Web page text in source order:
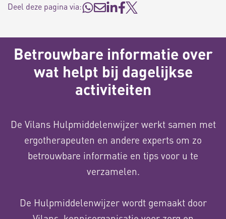
Deel deze pagina via:
Betrouwbare informatie over
wat helpt bij dagelijkse
activiteiten
De Vilans Hulpmiddelenwijzer werkt samen met
ergotherapeuten en andere experts om zo
betrouwbare informatie en tips voor u te
verzamelen.
De Hulpmiddelenwijzer wordt gemaakt door